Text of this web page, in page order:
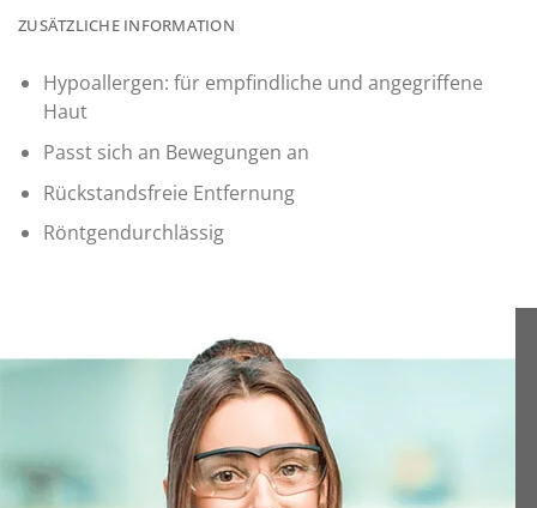
ZUSÄTZLICHE INFORMATION
Hypoallergen: für empfindliche und angegriffene
Haut
Passt sich an Bewegungen an
Rückstandsfreie Entfernung
Röntgendurchlässig